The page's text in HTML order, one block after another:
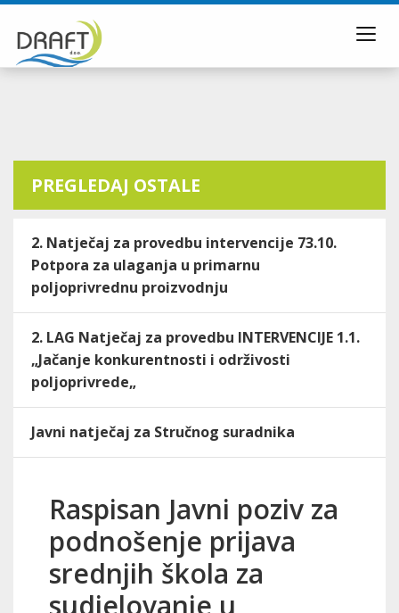
PREGLEDAJ OSTALE
2. Natječaj za provedbu intervencije 73.10.
Potpora za ulaganja u primarnu
poljoprivrednu proizvodnju
2. LAG Natječaj za provedbu INTERVENCIJE 1.1.
„Jačanje konkurentnosti i održivosti
poljoprivrede„
Javni natječaj za Stručnog suradnika
Raspisan Javni poziv za
podnošenje prijava
srednjih škola za
sudjelovanje u